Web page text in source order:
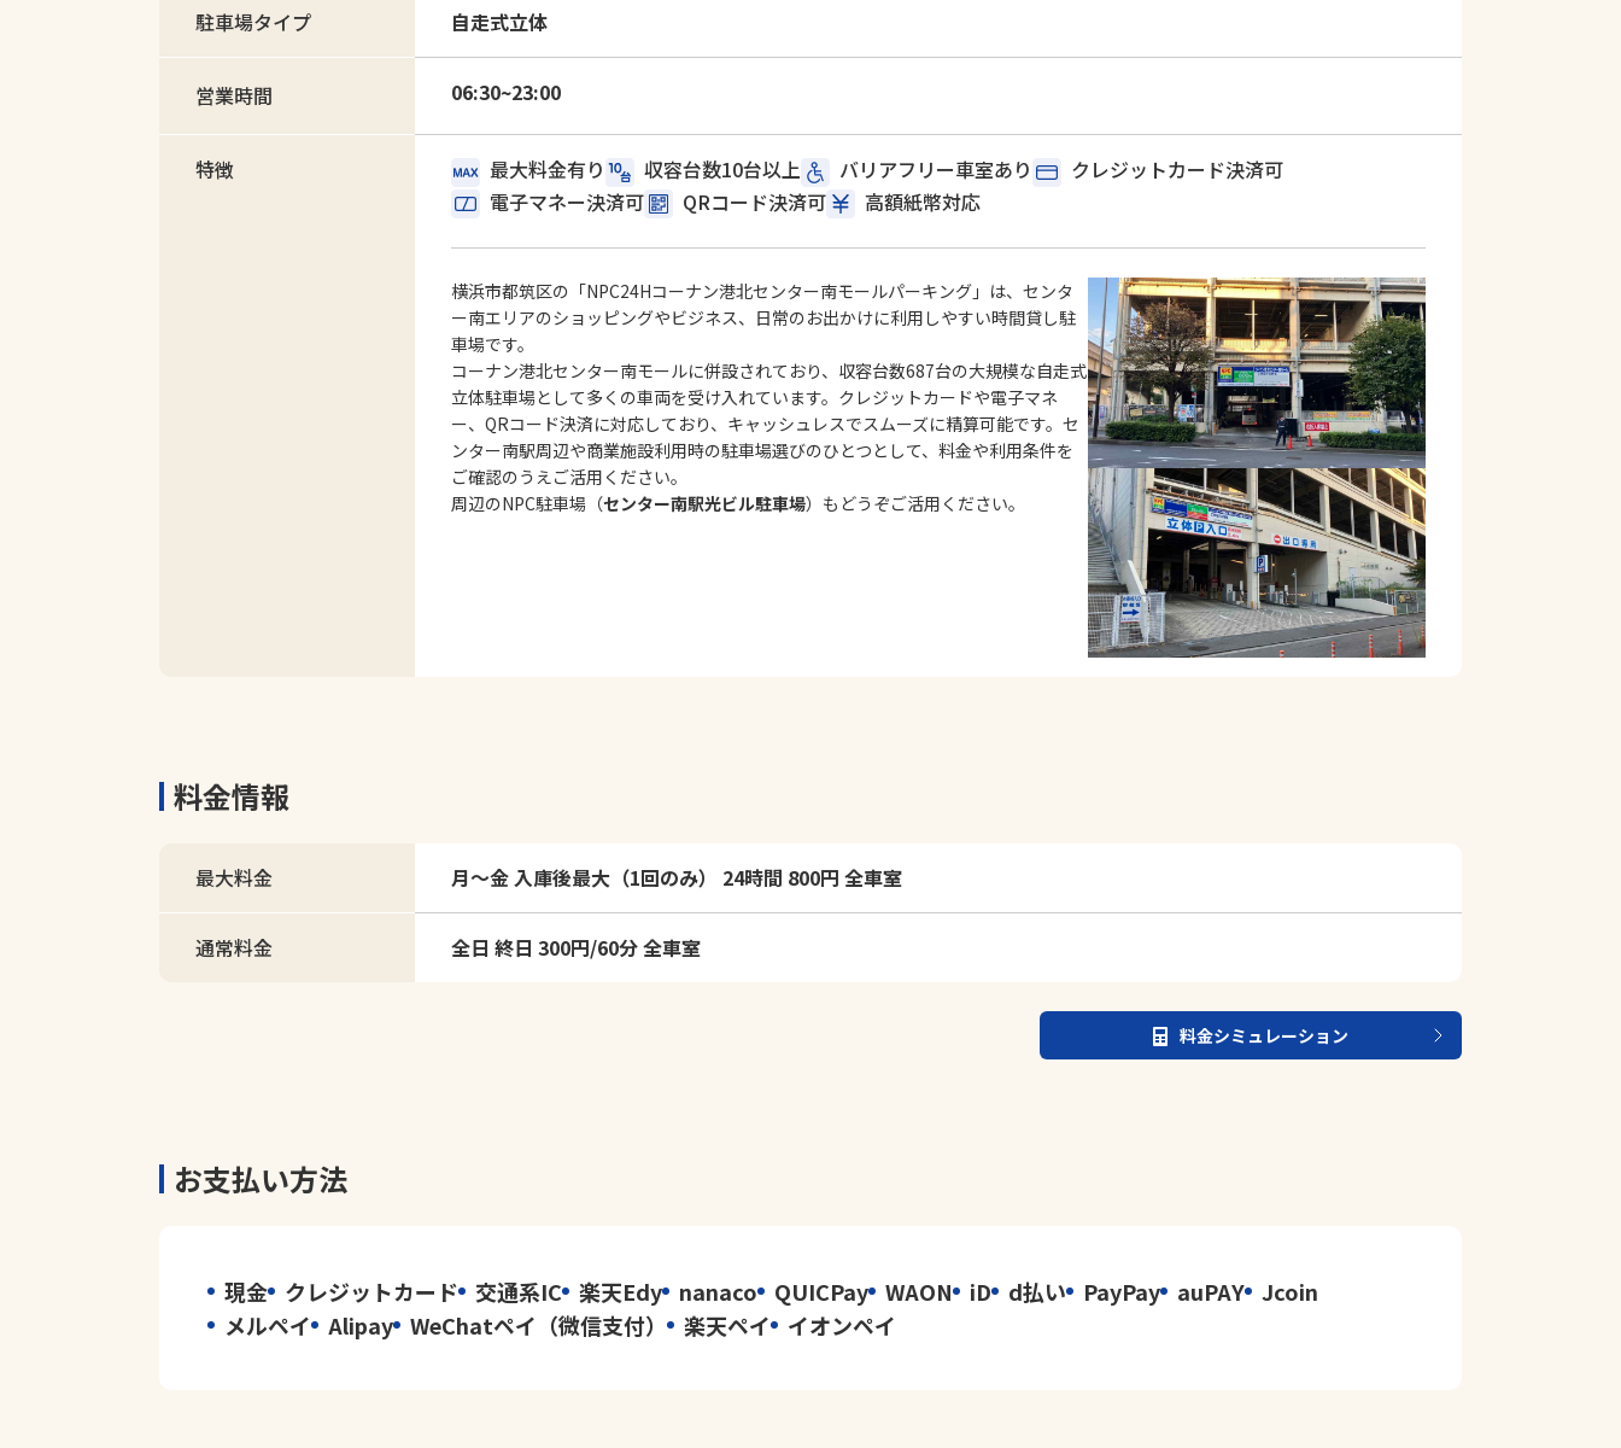
駐車場タイプ 自走式立体
営業時間 06:30~23:00
特徴 最大料金有り 収容台数10台以上 バリアフリー車室あり
クレジットカード決済可
電子マネー決済可
QRコード決済可 高額紙幣対応
横浜市都筑区の「NPC24Hコーナン港北センター南モールパーキング」は、センタ
ー南エリアのショッピングやビジネス、日常のお出かけに利用しやすい時間貸し駐
車場です。
コーナン港北センター南モールに併設されており、収容台数687台の大規模な自走式
立体駐車場として多くの車両を受け入れています。クレジットカードや電子マネ
ー、QRコード決済に対応しており、キャッシュレスでスムーズに精算可能です。セ
ンター南駅周辺や商業施設利用時の駐車場選びのひとつとして、料金や利用条件を
ご確認のうえご活用ください。
周辺のNPC駐車場（センター南駅光ビル駐車場）もどうぞご活用ください。
料金情報
最大料金 月～金 入庫後最大（1回のみ） 24時間 800円 全車室
通常料金 全日 終日 300円/60分 全車室
料金シミュレーション
お支払い方法
現金 クレジットカード 交通系IC 楽天Edy nanaco QUICPay WAON iD d払い PayPay auPAY Jcoin
メルペイ
Alipay WeChatペイ（微信支付） 楽天ペイ イオンペイ